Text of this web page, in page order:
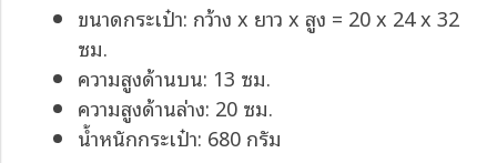
ขนาดกระเป๋า: กว้าง x ยาว x สูง = 20 x 24 x 32
ซม.
ความสูงด้านบน: 13 ซม.
ความสูงด้านล่าง: 20 ซม.
น้ำหนักกระเป๋า: 680 กรัม